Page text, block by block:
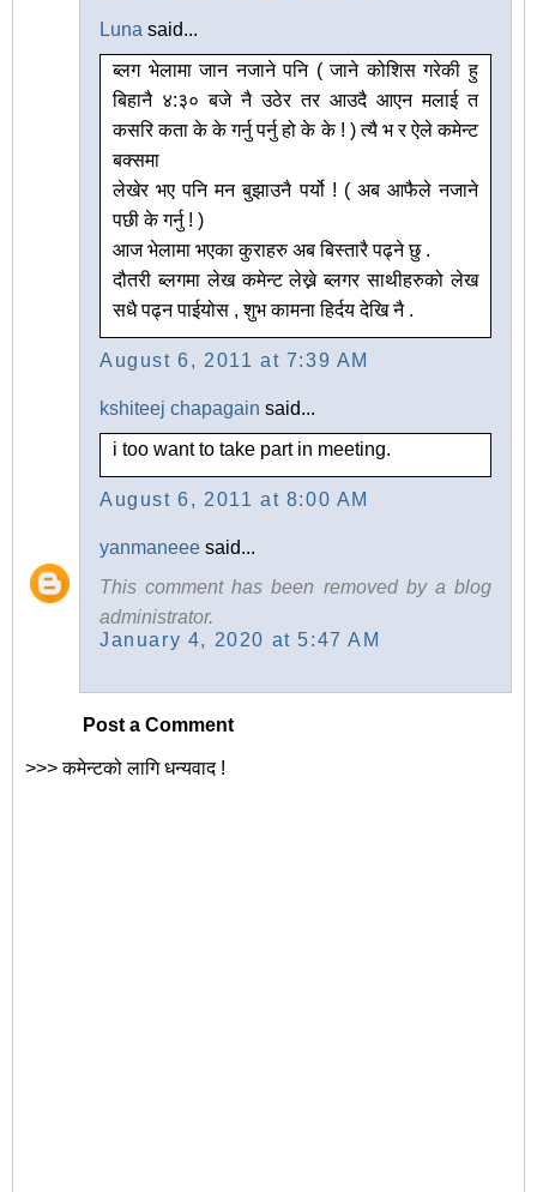
Luna said...
ब्लग भेलामा जान नजाने पनि ( जाने कोशिस गरेकी हु
बिहानै ४:३० बजे नै उठेर तर आउदै आएन मलाई त
कसरि कता के के गर्नु पर्नु हो के के ! ) त्यै भ र ऐले कमेन्ट
बक्समा
लेखेर भए पनि मन बुझाउनै पर्यो ! ( अब आफैले नजाने
पछी के गर्नु ! )
आज भेलामा भएका कुराहरु अब बिस्तारै पढ्ने छु .
दौतरी ब्लगमा लेख कमेन्ट लेख्ने ब्लगर साथीहरुको लेख
सधै पढ्न पाईयोस , शुभ कामना हिर्दय देखि नै .
August 6, 2011 at 7:39 AM
kshiteej chapagain said...
i too want to take part in meeting.
August 6, 2011 at 8:00 AM
yanmaneee said...
This comment has been removed by a blog
administrator.
January 4, 2020 at 5:47 AM
Post a Comment
>>> कमेन्टको लागि धन्यवाद !